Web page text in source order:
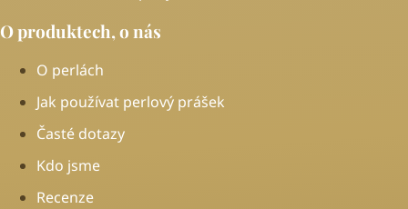
O produktech, o nás
O perlách
Jak používat perlový prášek
Časté dotazy
Kdo jsme
Recenze